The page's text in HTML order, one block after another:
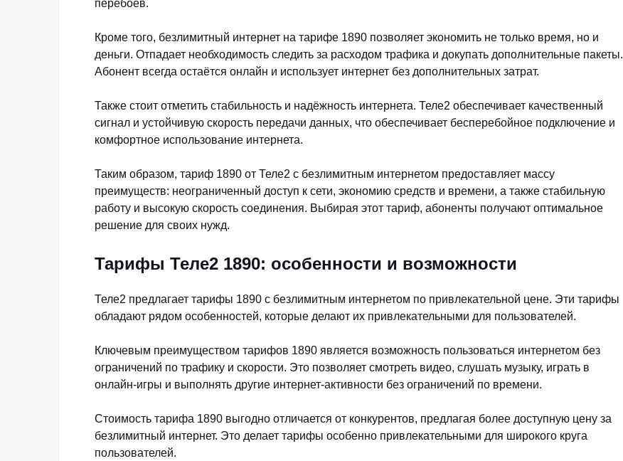
перебоев.
Кроме того, безлимитный интернет на тарифе 1890 позволяет экономить не только время, но и
деньги. Отпадает необходимость следить за расходом трафика и докупать дополнительные пакеты.
Абонент всегда остаётся онлайн и использует интернет без дополнительных затрат.
Также стоит отметить стабильность и надёжность интернета. Теле2 обеспечивает качественный
сигнал и устойчивую скорость передачи данных, что обеспечивает бесперебойное подключение и
комфортное использование интернета.
Таким образом, тариф 1890 от Теле2 с безлимитным интернетом предоставляет массу
преимуществ: неограниченный доступ к сети, экономию средств и времени, а также стабильную
работу и высокую скорость соединения. Выбирая этот тариф, абоненты получают оптимальное
решение для своих нужд.
Тарифы Теле2 1890: особенности и возможности
Теле2 предлагает тарифы 1890 с безлимитным интернетом по привлекательной цене. Эти тарифы
обладают рядом особенностей, которые делают их привлекательными для пользователей.
Ключевым преимуществом тарифов 1890 является возможность пользоваться интернетом без
ограничений по трафику и скорости. Это позволяет смотреть видео, слушать музыку, играть в
онлайн-игры и выполнять другие интернет-активности без ограничений по времени.
Стоимость тарифа 1890 выгодно отличается от конкурентов, предлагая более доступную цену за
безлимитный интернет. Это делает тарифы особенно привлекательными для широкого круга
пользователей.